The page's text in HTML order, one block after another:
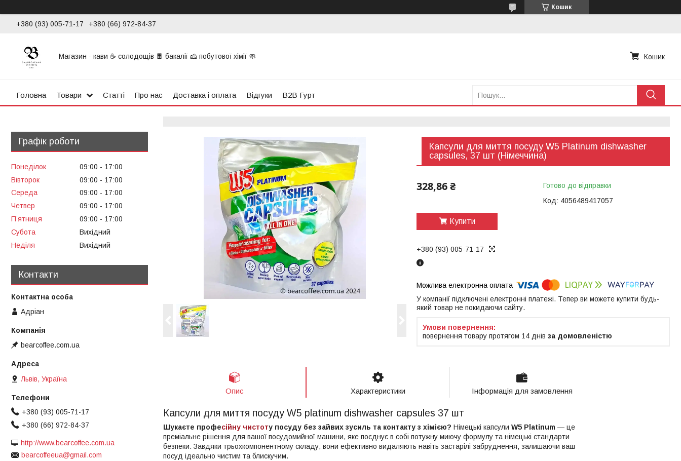
Кошик
+380 (93) 005-71-17 +380 (66) 972-84-37
Магазин - кави ☕ солодощів 🍫 бакалії 🧀 побутової хімії 🧼 Кошик
Головна Товари Статті Про нас Доставка і оплата Відгуки B2B Гурт
Капсули для миття посуду W5 Platinum dishwasher
capsules, 37 шт (Німеччина)
328,86 ₴
Готово до відправки
Код: 4056489417057
Купити
+380 (93) 005-71-17
У компанії підключені електронні платежі. Тепер ви можете купити будь-
який товар не покидаючи сайту.
повернення товару протягом 14 днів за домовленістю
Опис Характеристики Інформація для замовлення
Капсули для миття посуду W5 platinum dishwasher capsules 37 шт
Шукаєте професійну чистоту посуду без зайвих зусиль та контакту з хімією? Німецькі капсули W5 Platinum — це
преміальне рішення для вашої посудомийної машини, яке поєднує в собі потужну миючу формулу та німецькі стандарти
безпеки. Завдяки трьохкомпонентному складу, вони ефективно видаляють навіть застарілі забруднення, залишаючи ваш
посуд ідеально чистим та блискучим.
Графік роботи
Понеділок 09:00
17:00
Вівторок
09:00
17:00
Середа
09:00
17:00
Четвер
09:00
17:00
Пʼятниця
09:00
17:00
Субота
Вихідний
Неділя
Вихідний
Контакти
Адріан
bearcoffee.com.ua
Львів, Україна
+380 (93) 005-71-17
+380 (66) 972-84-37
http://www.bearcoffee.com.ua
bearcoffeeua@gmail.com